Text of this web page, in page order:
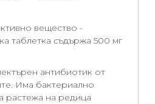
вещество -
таблетка съдържа 500 мг
антибиотик от
Има бактериално
растежа на редица